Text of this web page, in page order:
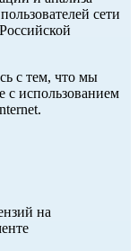
сети
с тем, что мы
с использованием
на